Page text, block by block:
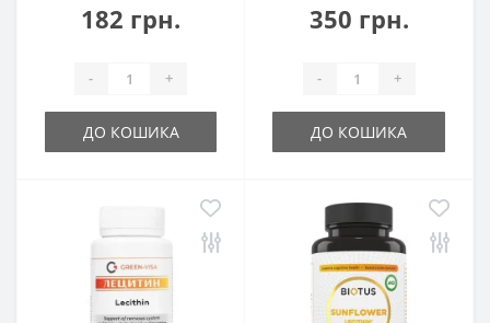
182 грн.
- +
ДО КОШИКА
350 грн.
- +
ДО КОШИКА